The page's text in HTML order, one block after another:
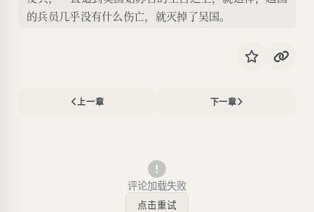
的兵员几乎没有什么伤亡，就灭掉了吴国。
上一章 下一章
评论加载失败
点击重试